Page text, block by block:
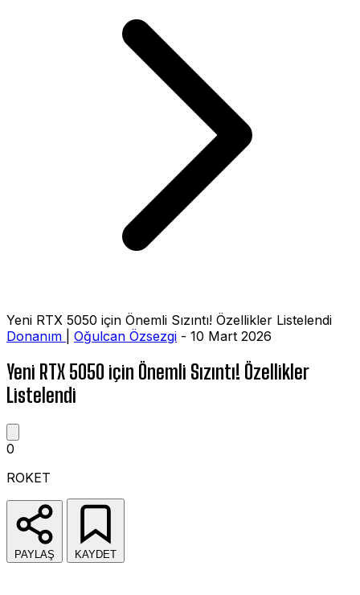
Yeni RTX 5050 için Önemli Sızıntı! Özellikler Listelendi
Donanım
Oğulcan Özsezgi - 10 Mart 2026
Yeni RTX 5050 için Önemli Sızıntı! Özellikler
Listelendi
0
ROKET
PAYLAŞ KAYDET